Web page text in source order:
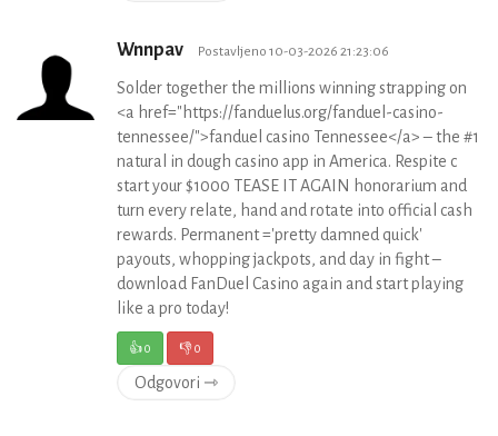
Wnnpav Postavljeno 10-03-2026 21:23:06
Solder together the millions winning strapping on
<a href="https://fanduelus.org/fanduel-casino-
tennessee/">fanduel casino Tennessee</a> – the #1
natural in dough casino app in America. Respite c
start your $1000 TEASE IT AGAIN honorarium and
turn every relate, hand and rotate into official cash
rewards. Permanent ='pretty damned quick'
payouts, whopping jackpots, and day in fight –
download FanDuel Casino again and start playing
like a pro today!
👍0 👎0
Odgovori ⇾